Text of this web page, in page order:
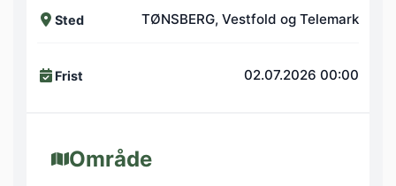
Sted TØNSBERG, Vestfold og Telemark
Frist 02.07.2026 00:00
Område